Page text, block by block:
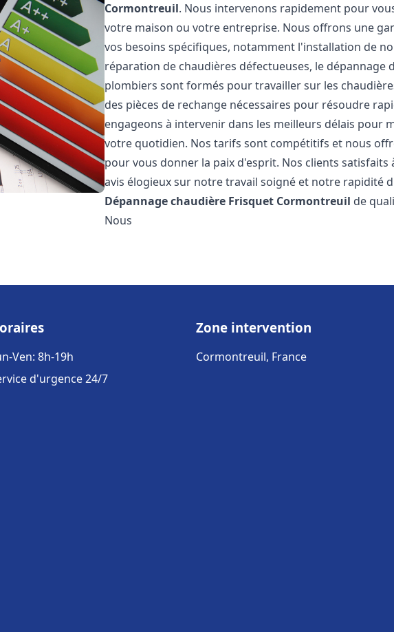
Cormontreuil. Nous intervenons rapidement pour
votre maison ou votre entreprise. Nous offrons une
vos besoins spécifiques, notamment l'installation de
réparation de chaudières défectueuses, le dépannage
plombiers sont formés pour travailler sur les
des pièces de rechange nécessaires pour résoudre
engageons à intervenir dans les meilleurs délais pour
votre quotidien. Nos tarifs sont compétitifs et nous
pour vous donner la paix d'esprit. Nos clients satisfaits
avis élogieux sur notre travail soigné et notre rapidité
Dépannage chaudière Frisquet Cormontreuil de
Nous
Ven: 8h-19h
d'urgence 24/7
Zone intervention
Cormontreuil, France